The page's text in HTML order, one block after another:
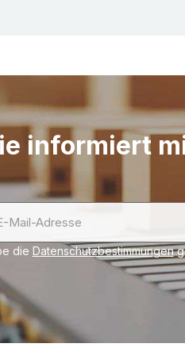
informiert
die Datenschutzbestimmungen